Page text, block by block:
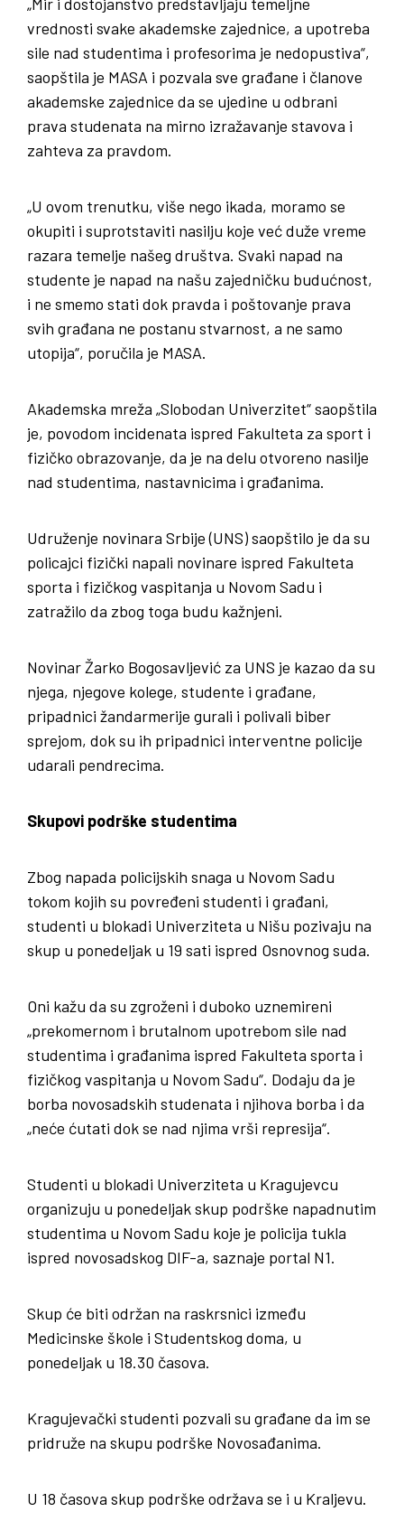
vrednosti svake akademske zajednice, a upotreba
sile nad studentima i profesorima je nedopustiva“,
saopštila je MASA i pozvala sve građane i članove
akademske zajednice da se ujedine u odbrani
prava studenata na mirno izražavanje stavova i
zahteva za pravdom.
„U ovom trenutku, više nego ikada, moramo se
okupiti i suprotstaviti nasilju koje već duže vreme
razara temelje našeg društva. Svaki napad na
studente je napad na našu zajedničku budućnost,
i ne smemo stati dok pravda i poštovanje prava
svih građana ne postanu stvarnost, a ne samo
utopija“, poručila je MASA.
Akademska mreža „Slobodan Univerzitet“ saopštila
je, povodom incidenata ispred Fakulteta za sport i
fizičko obrazovanje, da je na delu otvoreno nasilje
nad studentima, nastavnicima i građanima.
Udruženje novinara Srbije (UNS) saopštilo je da su
policajci fizički napali novinare ispred Fakulteta
sporta i fizičkog vaspitanja u Novom Sadu i
zatražilo da zbog toga budu kažnjeni.
Novinar Žarko Bogosavljević za UNS je kazao da su
njega, njegove kolege, studente i građane,
pripadnici žandarmerije gurali i polivali biber
sprejom, dok su ih pripadnici interventne policije
udarali pendrecima.
Skupovi podrške studentima
Zbog napada policijskih snaga u Novom Sadu
tokom kojih su povređeni studenti i građani,
studenti u blokadi Univerziteta u Nišu pozivaju na
skup u ponedeljak u 19 sati ispred Osnovnog suda.
Oni kažu da su zgroženi i duboko uznemireni
„prekomernom i brutalnom upotrebom sile nad
studentima i građanima ispred Fakulteta sporta i
fizičkog vaspitanja u Novom Sadu“. Dodaju da je
borba novosadskih studenata i njihova borba i da
„neće ćutati dok se nad njima vrši represija“.
Studenti u blokadi Univerziteta u Kragujevcu
organizuju u ponedeljak skup podrške napadnutim
studentima u Novom Sadu koje je policija tukla
ispred novosadskog DIF-a, saznaje portal N1.
Skup će biti održan na raskrsnici između
Medicinske škole i Studentskog doma, u
ponedeljak u 18.30 časova.
Kragujevački studenti pozvali su građane da im se
pridruže na skupu podrške Novosađanima.
U 18 časova skup podrške održava se i u Kraljevu.